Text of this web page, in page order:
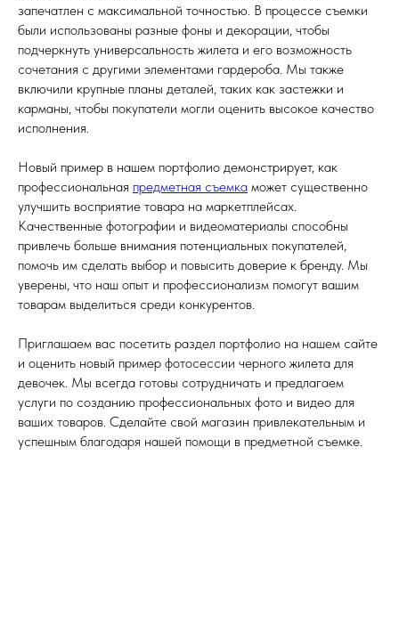
запечатлен с максимальной точностью. В процессе съемки
были использованы разные фоны и декорации, чтобы
подчеркнуть универсальность жилета и его возможность
сочетания с другими элементами гардероба. Мы также
включили крупные планы деталей, таких как застежки и
карманы, чтобы покупатели могли оценить высокое качество
исполнения.
Новый пример в нашем портфолио демонстрирует, как
профессиональная предметная съемка может существенно
улучшить восприятие товара на маркетплейсах.
Качественные фотографии и видеоматериалы способны
привлечь больше внимания потенциальных покупателей,
помочь им сделать выбор и повысить доверие к бренду. Мы
уверены, что наш опыт и профессионализм помогут вашим
товарам выделиться среди конкурентов.
Приглашаем вас посетить раздел портфолио на нашем сайте
и оценить новый пример фотосессии черного жилета для
девочек. Мы всегда готовы сотрудничать и предлагаем
услуги по созданию профессиональных фото и видео для
ваших товаров. Сделайте свой магазин привлекательным и
успешным благодаря нашей помощи в предметной съемке.